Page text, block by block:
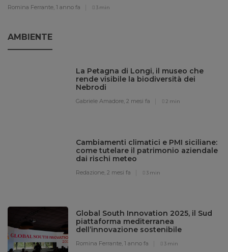
Romina Ferrante, 1 anno fa 3 min
AMBIENTE
La Petagna di Longi, il museo che
rende visibile la biodiversità dei
Nebrodi
Gabriele Amadore,2 mesi fa 2 min
Cambiamenti climatici e PMI siciliane:
come tutelare il patrimonio aziendale
dai rischi meteo
Redazione,2 mesi fa 3 min
Global South Innovation 2025, il Sud
piattaforma mediterranea
dell’innovazione sostenibile
Romina Ferrante,1 anno fa 3 min